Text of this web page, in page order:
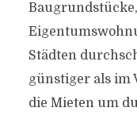
Städten
günstiger als im
die Mieten um